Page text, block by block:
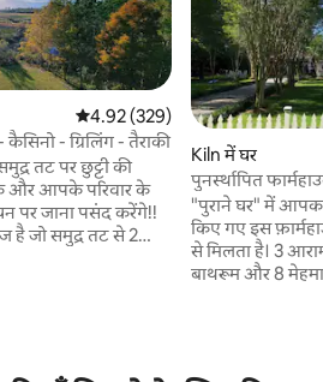
औसत रेटिंग 5 में से 4.92, 329
4.92 (329)
- ग्रिलिंग - तैराकी
तट पर छुट्टी की
और आपके परिवार के
पर जाना पसंद करेंगे!!
जो समुद्र तट से 2
हैं। डाउनटाउन बे सेंट
Kiln में घर
पुनर्स्थापित
"पुराने घर" में आपका स्वागत
किए गए इस
से मिलता है। 3
बाथरूम और 8